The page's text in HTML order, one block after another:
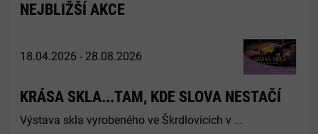
NEJBLIŽŠÍ AKCE
18.04.2026 - 28.08.2026
KRÁSA SKLA...TAM, KDE SLOVA NESTAČÍ
Výstava skla vyrobeného ve Škrdlovicích v ...